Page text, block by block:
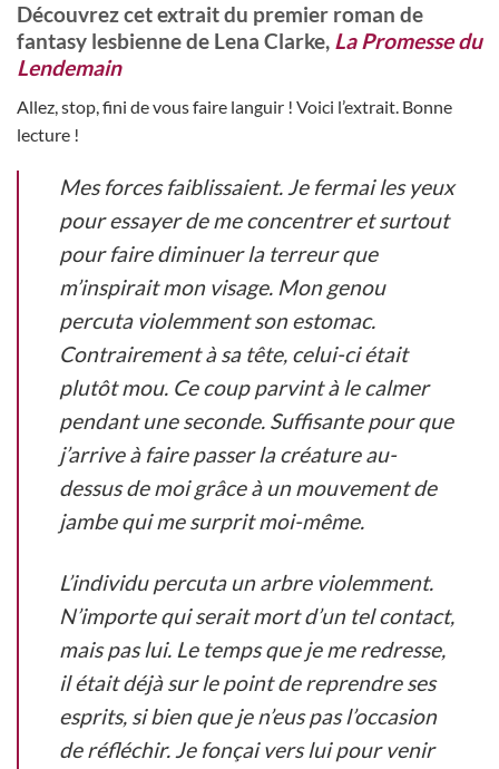
sur
notations
Découvrez cet extrait du premier roman de
fantasy lesbienne de Lena Clarke, La Promesse du
Lendemain
Allez, stop, fini de vous faire languir ! Voici l’extrait. Bonne
lecture !
Mes forces faiblissaient. Je fermai les yeux
pour essayer de me concentrer et surtout
pour faire diminuer la terreur que
m’inspirait mon visage. Mon genou
percuta violemment son estomac.
Contrairement à sa tête, celui-ci était
plutôt mou. Ce coup parvint à le calmer
pendant une seconde. Suffisante pour que
j’arrive à faire passer la créature au-
dessus de moi grâce à un mouvement de
jambe qui me surprit moi-même.
L’individu percuta un arbre violemment.
N’importe qui serait mort d’un tel contact,
mais pas lui. Le temps que je me redresse,
il était déjà sur le point de reprendre ses
esprits, si bien que je n’eus pas l’occasion
de réfléchir. Je fonçai vers lui pour venir